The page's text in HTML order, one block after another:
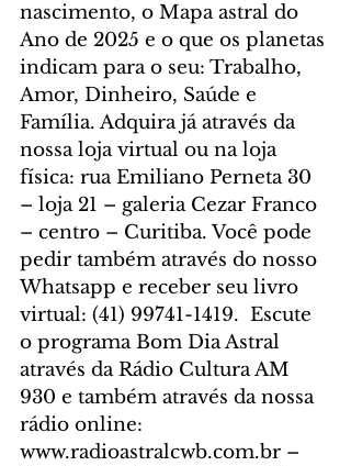
nascimento, o Mapa astral do
Ano de 2025 e o que os planetas
indicam para o seu: Trabalho,
Amor, Dinheiro, Saúde e
Família. Adquira já através da
nossa loja virtual ou na loja
física: rua Emiliano Perneta 30
– loja 21 – galeria Cezar Franco
– centro – Curitiba. Você pode
pedir também através do nosso
Whatsapp e receber seu livro
virtual: (41) 99741-1419. Escute
o programa Bom Dia Astral
através da Rádio Cultura AM
930 e também através da nossa
rádio online:
www.radioastralcwb.com.br –